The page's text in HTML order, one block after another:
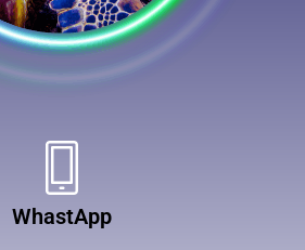
WhastApp